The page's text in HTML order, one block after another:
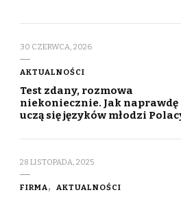
30 CZERWCA, 2026
AKTUALNOŚCI
Test zdany, rozmowa
niekoniecznie. Jak naprawdę
uczą się języków młodzi
28 LISTOPADA, 2025
FIRMA AKTUALNOŚCI